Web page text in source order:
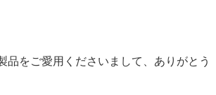
品をご愛用くださいまして、ありがとう